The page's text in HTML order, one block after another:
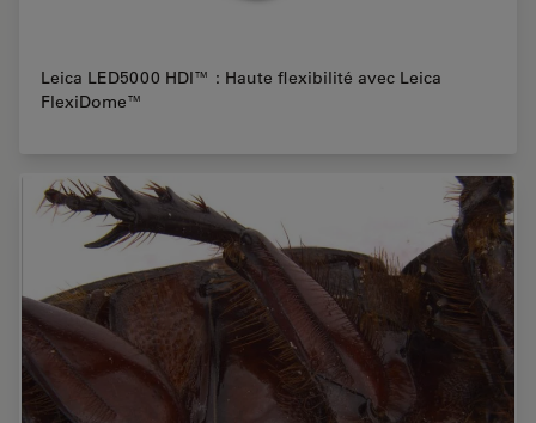
Leica LED5000 HDI™ : Haute flexibilité avec Leica
FlexiDome™